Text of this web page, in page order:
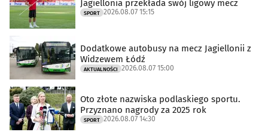
Jagiellonia przekłada swój ligowy mecz
SPORT 2026.08.07 15:15
Dodatkowe autobusy na mecz Jagiellonii z
Widzewem Łódź
AKTUALNOŚCI 2026.08.07 15:00
Oto złote nazwiska podlaskiego sportu.
Przyznano nagrody za 2025 rok
SPORT 2026.08.07 14:30